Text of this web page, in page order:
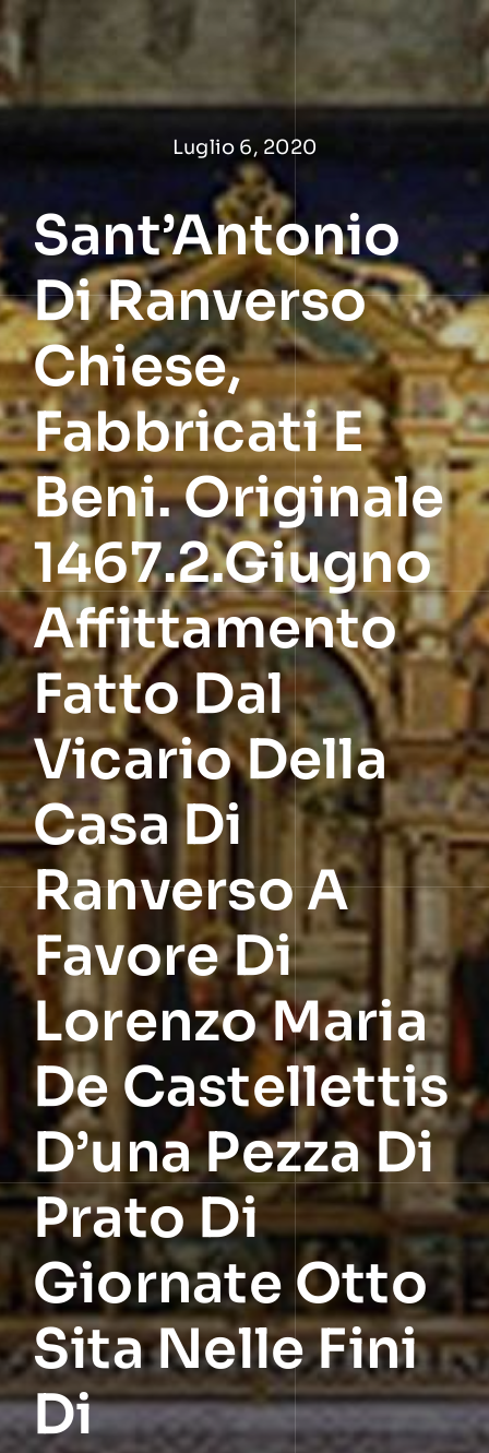
Salta
al
contenuto
Luglio 6, 2020
Sant’Antonio
Di Ranverso
Chiese,
Fabbricati E
Beni. Originale
1467.2.Giugno
Affittamento
Fatto Dal
Vicario Della
Casa Di
Ranverso A
Favore Di
Lorenzo Maria
De Castellettis
D’una Pezza Di
Prato Di
Giornate Otto
Sita Nelle Fini
Di